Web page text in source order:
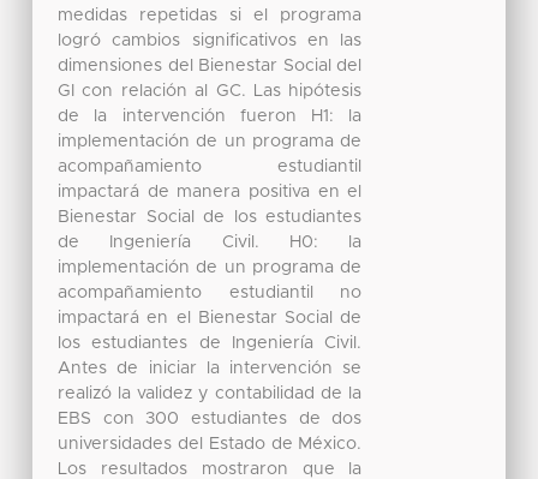
medidas repetidas si el programa
logró cambios significativos en las
dimensiones del Bienestar Social del
GI con relación al GC. Las hipótesis
de la intervención fueron H1: la
implementación de un programa de
acompañamiento estudiantil
impactará de manera positiva en el
Bienestar Social de los estudiantes
de Ingeniería Civil. H0: la
implementación de un programa de
acompañamiento estudiantil no
impactará en el Bienestar Social de
los estudiantes de Ingeniería Civil.
Antes de iniciar la intervención se
realizó la validez y contabilidad de la
EBS con 300 estudiantes de dos
universidades del Estado de México.
Los resultados mostraron que la